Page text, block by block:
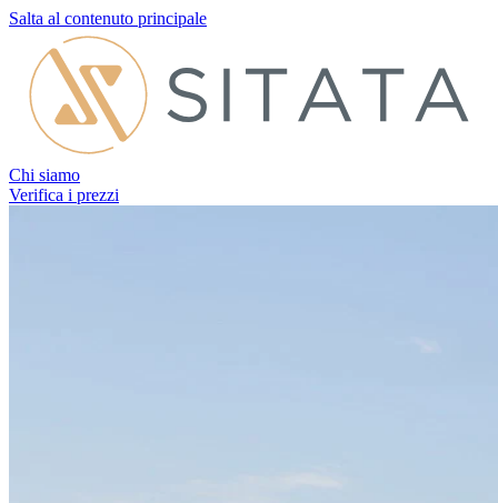
Salta al contenuto principale
Chi siamo
Verifica i prezzi